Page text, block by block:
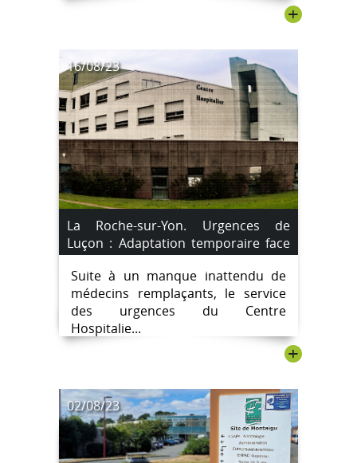
+
16/08/23
La Roche-sur-Yon. Urgences de
Luçon : Adaptation temporaire face
au manque de médecins
remplaçants.
Suite à un manque inattendu de
médecins remplaçants, le service
des urgences du Centre
Hospitalie...
+
02/08/23